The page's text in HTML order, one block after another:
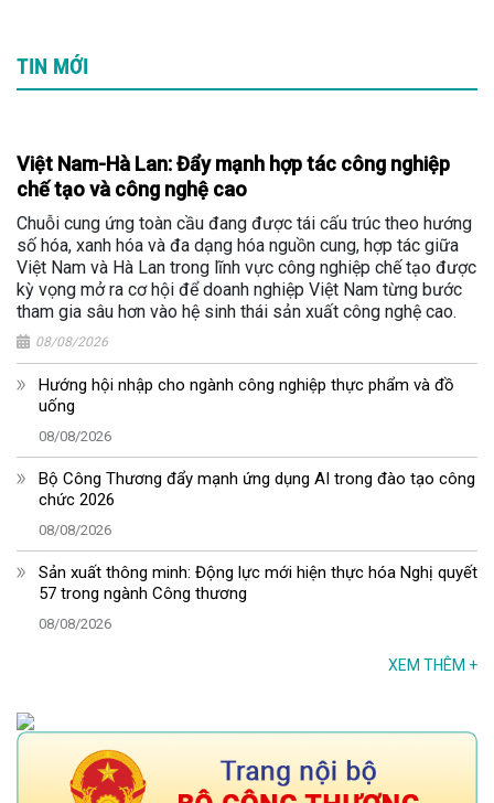
TIN MỚI
Việt Nam-Hà Lan: Đẩy mạnh hợp tác công nghiệp
chế tạo và công nghệ cao
Chuỗi cung ứng toàn cầu đang được tái cấu trúc theo hướng
số hóa, xanh hóa và đa dạng hóa nguồn cung, hợp tác giữa
Việt Nam và Hà Lan trong lĩnh vực công nghiệp chế tạo được
kỳ vọng mở ra cơ hội để doanh nghiệp Việt Nam từng bước
tham gia sâu hơn vào hệ sinh thái sản xuất công nghệ cao.
08/08/2026
Hướng hội nhập cho ngành công nghiệp thực phẩm và đồ
uống
08/08/2026
Bộ Công Thương đẩy mạnh ứng dụng AI trong đào tạo công
chức 2026
08/08/2026
Sản xuất thông minh: Động lực mới hiện thực hóa Nghị quyết
57 trong ngành Công thương
08/08/2026
XEM THÊM +